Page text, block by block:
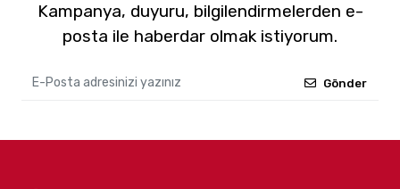
Kampanya, duyuru, bilgilendirmelerden e-
posta ile haberdar olmak istiyorum.
Gönder